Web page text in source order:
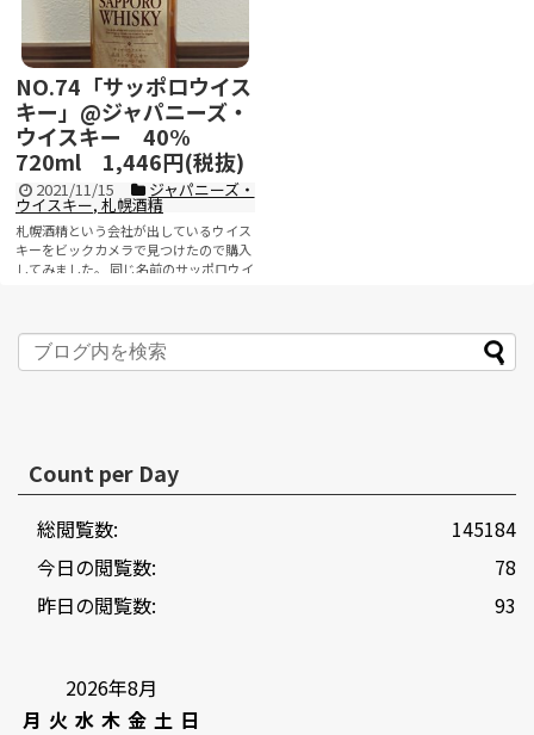
NO.74「サッポロウイス
キー」@ジャパニーズ・
ウイスキー 40%
720ml 1,446円(税抜)
2021/11/15 ジャパニーズ・
ウイスキー, 札幌酒精
札幌酒精という会社が出しているウイス
キーをビックカメラで見つけたので購入
してみました。 同じ名前のサッポロウイ
Count per Day
145184
総閲覧数:
78
今日の閲覧数:
93
昨日の閲覧数:
2026年8月
月 火 水 木 金 土 日